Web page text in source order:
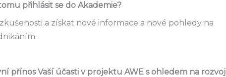
přihlásit se do Akademie?
zkušenosti a získat nové informace a nové pohledy na
přínos Vaší účasti v projektu AWE s ohledem na rozvoj